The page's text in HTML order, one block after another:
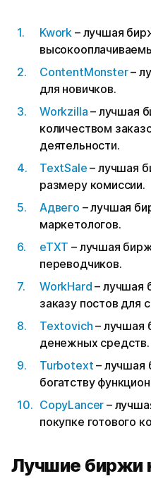
Kwork – лучшая
ContentMonster–
для новичков.
Workzilla– лучшая
количеством
деятельности.
TextSale – лучшая
размеру комиссии.
Адвего – лучшая
маркетологов.
eTXT – лучшая
переводчиков.
WorkHard – лучшая
заказу постов для
Textovich – лучшая
денежных средств.
Turbotext – лучшая
богатству
CopyLancer –
покупке готового
Лучшие биржи